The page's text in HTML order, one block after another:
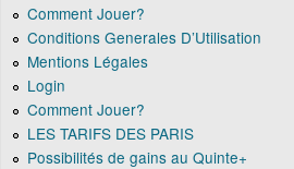
Comment Jouer?
Conditions Generales D’Utilisation
Mentions Légales
Login
Comment Jouer?
LES TARIFS DES PARIS
Possibilités de gains au Quinte+